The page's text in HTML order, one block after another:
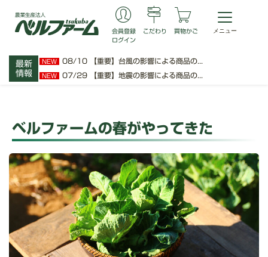
最新
情報
NEW 08/10 【重要】台風の影響による商品の...
NEW 07/29 【重要】地震の影響による商品の...
会員登録
ログイン
こだわり 買物かご
ベルファームの春がやってきた